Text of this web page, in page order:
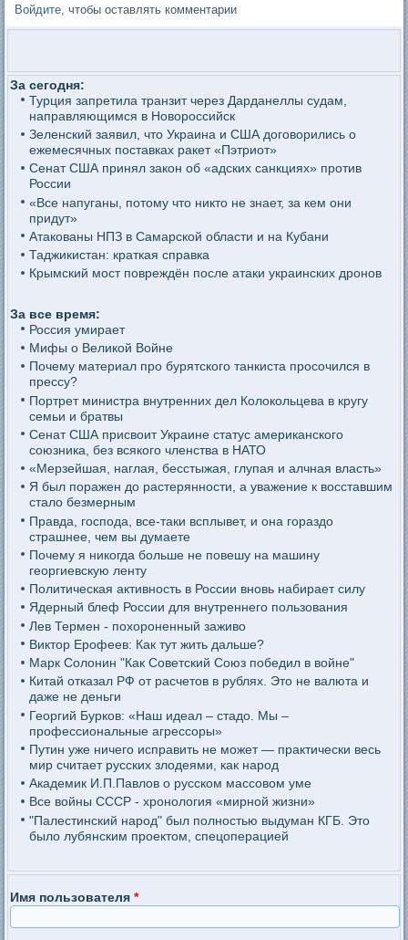
Войдите , чтобы оставлять комментарии
За сегодня:
Турция запретила транзит через Дарданеллы судам,
направляющимся в Новороссийск
Зеленский заявил, что Украина и США договорились о
ежемесячных поставках ракет «Пэтриот»
Сенат США принял закон об «адских санкциях» против
России
«Все напуганы, потому что никто не знает, за кем они
придут»
Атакованы НПЗ в Самарской области и на Кубани
Таджикистан: краткая справка
Крымский мост повреждён после атаки украинских дронов
За все время:
Россия умирает
Мифы о Великой Войне
Почему материал про бурятского танкиста просочился в
прессу?
Портрет министра внутренних дел Колокольцева в кругу
семьи и братвы
Сенат США присвоит Украине статус американского
союзника, без всякого членства в НАТО
«Мерзейшая, наглая, бесстыжая, глупая и алчная власть»
Я был поражен до растерянности, а уважение к восставшим
стало безмерным
Правда, господа, все-таки всплывет, и она гораздо
страшнее, чем вы думаете
Почему я никогда больше не повешу на машину
георгиевскую ленту
Политическая активность в России вновь набирает силу
Ядерный блеф России для внутреннего пользования
Лев Термен - похороненный заживо
Виктор Ерофеев: Как тут жить дальше?
Марк Солонин "Как Советский Союз победил в войне"
Китай отказал РФ от расчетов в рублях. Это не валюта и
даже не деньги
Георгий Бурков: «Наш идеал – стадо. Мы –
профессиональные агрессоры»
Путин уже ничего исправить не может — практически весь
мир считает русских злодеями, как народ
Академик И.П.Павлов о русском массовом уме
Все войны СССР - хронология «мирной жизни»
"Палестинский народ" был полностью выдуман КГБ. Это
было лубянским проектом, спецоперацией
Имя пользователя*